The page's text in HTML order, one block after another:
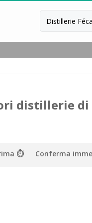
distillerie
⏱ Conferma